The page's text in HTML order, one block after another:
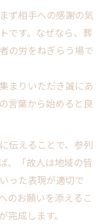
ず相手への感謝の気
です。なぜなら、葬
の労をねぎらう場で
まりいただき誠にあ
言葉から始めると良
伝えることで、参列
、「故人は地域の皆
った表現が適切で
のお願いを添えるこ
完成します。